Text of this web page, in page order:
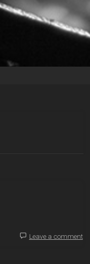
Leave a comment